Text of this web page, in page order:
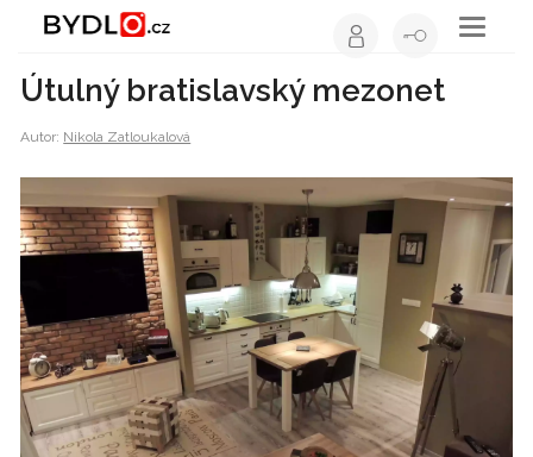
Toggle
Útulný bratislavský mezonet
Autor: Nikola Zatloukalová